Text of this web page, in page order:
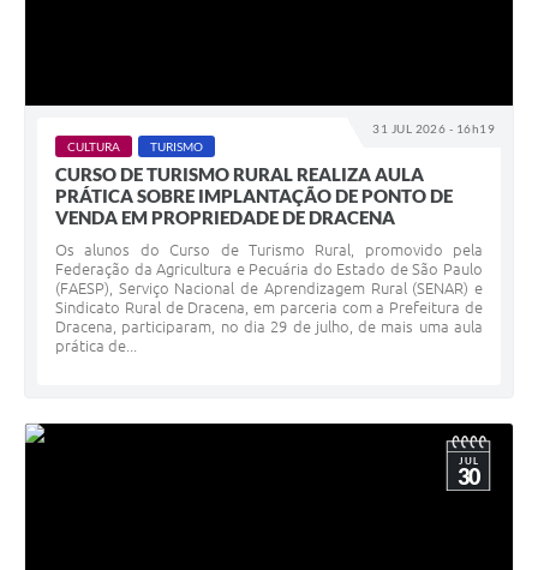
31 JUL 2026 - 16h19
CULTURA TURISMO
CURSO DE TURISMO RURAL REALIZA AULA
PRÁTICA SOBRE IMPLANTAÇÃO DE PONTO DE
VENDA EM PROPRIEDADE DE DRACENA
Os alunos do Curso de Turismo Rural, promovido pela
Federação da Agricultura e Pecuária do Estado de São Paulo
(FAESP), Serviço Nacional de Aprendizagem Rural (SENAR) e
Sindicato Rural de Dracena, em parceria com a Prefeitura de
Dracena, participaram, no dia 29 de julho, de mais uma aula
prática de...
JUL
30